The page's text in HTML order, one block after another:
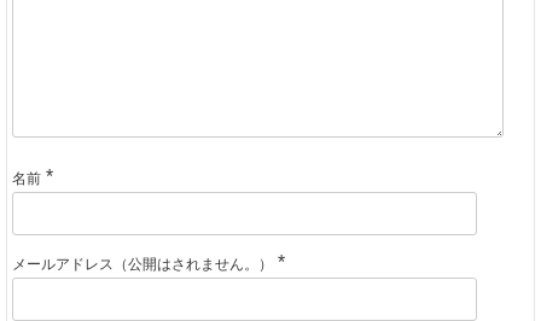
名前 *
メールアドレス（公開はされません。） *